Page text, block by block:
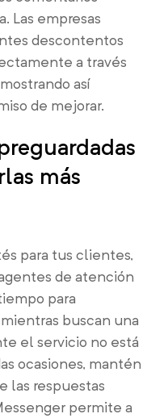
Las empresas
descontentos
a través
así
de mejorar.
más
para tus clientes,
de atención
para
buscan una
el servicio no está
ocasiones, mantén
las respuestas
permite a